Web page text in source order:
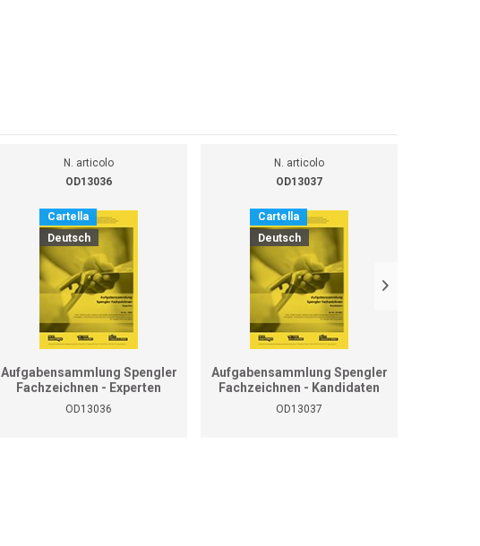
N. articolo
OD13036
Cartella
Deutsch
Aufgabensammlung Spengler
Fachzeichnen - Experten
OD13036
N. articolo
OD13037
Cartella
Deutsch
Aufgabensammlung Spengler
Fachzeichnen - Kandidaten
OD13037